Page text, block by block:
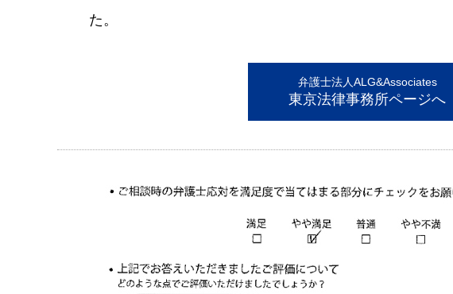
た。
弁護士法人ALG&Associates
東京法律事務所ページへ